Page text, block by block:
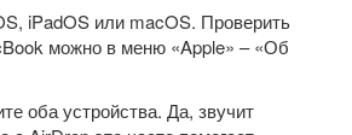
iPadOS или macOS. Проверить
можно в меню «Apple» – «Об
оба устройства. Да, звучит